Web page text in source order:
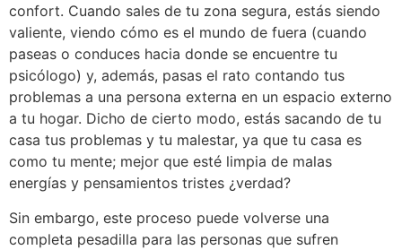
confort. Cuando sales de tu zona segura, estás siendo
valiente, viendo cómo es el mundo de fuera (cuando
paseas o conduces hacia donde se encuentre tu
psicólogo) y, además, pasas el rato contando tus
problemas a una persona externa en un espacio externo
a tu hogar. Dicho de cierto modo, estás sacando de tu
casa tus problemas y tu malestar, ya que tu casa es
como tu mente; mejor que esté limpia de malas
energías y pensamientos tristes ¿verdad?
Sin embargo, este proceso puede volverse una
completa pesadilla para las personas que sufren